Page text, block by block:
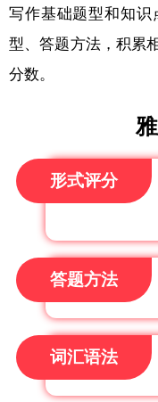
写作基础题型和知识
型、答题方法，积累
分数。
形式评分
答题方法
词汇语法